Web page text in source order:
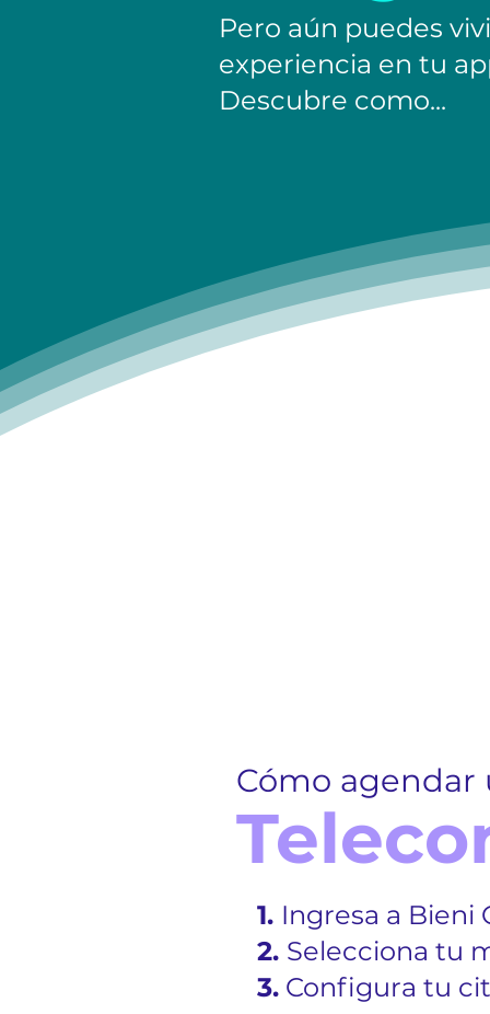
Pero aún puedes
experiencia en tu
Descubre como...
Cómo agendar
1. Ingresa a Bieni
2. Selecciona tu
3. Configura tu